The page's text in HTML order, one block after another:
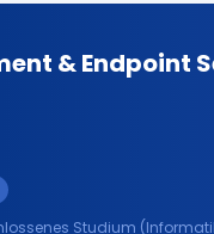
& Endpoint